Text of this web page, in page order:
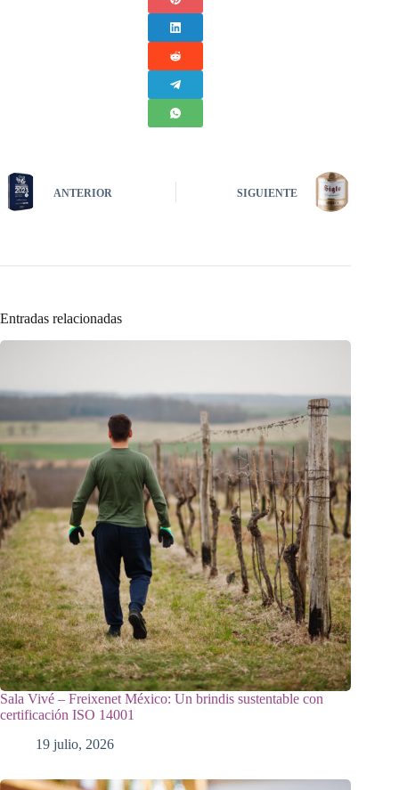
ANTERIOR SIGUIENTE
Entradas relacionadas
Sala Vivé – Freixenet México: Un brindis sustentable con
certificación ISO 14001
19 julio, 2026